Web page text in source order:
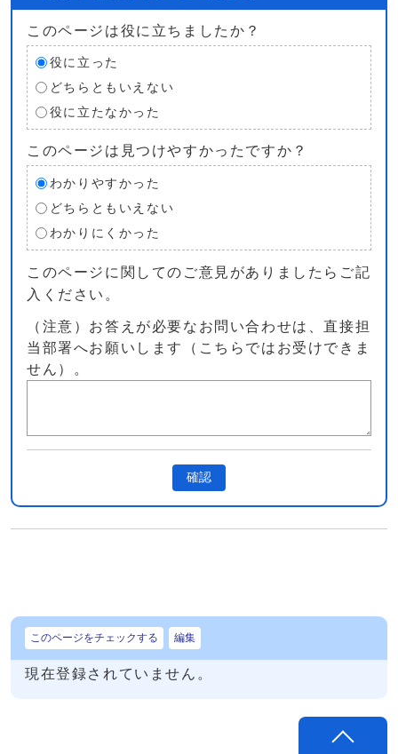
このページは役に立ちましたか？
役に立った
どちらともいえない
役に立たなかった
このページは見つけやすかったですか？
わかりやすかった
どちらともいえない
わかりにくかった
このページに関してのご意見がありましたらご記
入ください。
（注意）お答えが必要なお問い合わせは、直接担
当部署へお願いします（こちらではお受けできま
せん）。
確認
このページをチェックする 編集
現在登録されていません。